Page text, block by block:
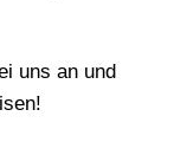
uns an und